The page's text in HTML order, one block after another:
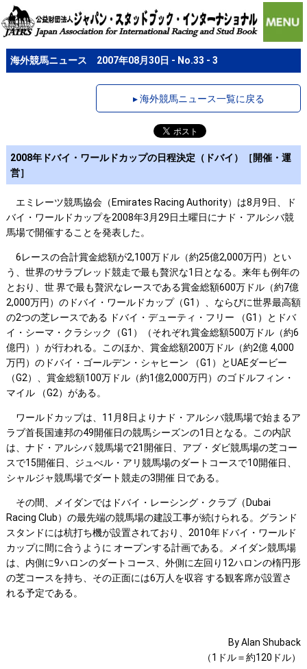
海外競馬ニュース 2007年08月30日 - No.33 - 3
▸ 海外競馬ニュース一覧に戻る
2008年ドバイ・ワールドカップの日程決定（ドバイ）［開催・運
営］
エミレーツ競馬協会（Emirates Racing Authority）は8月9日、ド
バイ・ワールドカップを2008年3月29日土曜日にナド・アルシバ競
馬場で開催することを発表した。
6レースの合計賞金総額が2,100万ドル（約25億2,000万円）とい
う、世界のサラブレッド競走で最も贅沢な1日となる。来年も例年の
とおり、世 界で最も贅沢なレースである賞金総額600万ドル（約7億
2,000万円）のドバイ・ワールドカップ（G1）、ならびに世界最高額
の2つの芝レースである ドバイ・デューティ・フリー （G1）とドバ
イ・シーマ・クラシック（G1）（それぞれ賞金総額500万ドル（約6
億円））が行われる。このほか、賞金総額200万ドル（約2億 4,000
万円）のドバイ・ゴールデン・シャヒーン （G1）とUAEダービー
（G2）、賞金総額100万ドル（約1億2,000万円）のゴドルフィン・
マイル （G2）がある。
ワールドカップは、11月8日よりナド・アルシバ競馬場で始まるア
ラブ首長国連邦の49開催日の競馬シーズンの1日となる。この内訳
は、ナド・アルシバ 競馬場で21開催日、アブ・ダビ競馬場の芝コー
スで15開催日、ジュべル・アリ競馬場のダートコースで10開催日、
シャルジャ競馬場でダート競走の3開催 日である。
その間、メイダンではドバイ・レーシング・クラブ（Dubai
Racing Club）の最先端の競馬場の建設工事が続けられる。グランド
スタンドには杭打ち機が設置されており、2010年ドバイ・ワールド
カップに間に合うように オープンする計画である。メイダン競馬場
は、内側に9ハロンのダートコース、外側に左回り12ハロンの楕円形
の芝コースを持ち、その正面には6万人を収容 する観客席が設置さ
れる予定である。
By Alan Shuback
（1ドル＝約120ドル）